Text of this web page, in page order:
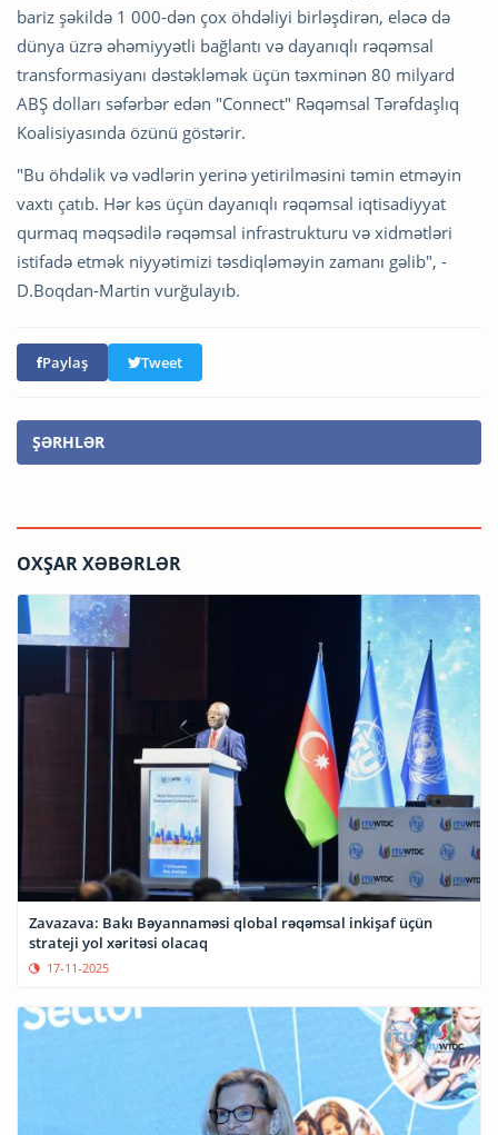
bariz şəkildə 1 000-dən çox öhdəliyi birləşdirən, eləcə də
dünya üzrə əhəmiyyətli bağlantı və dayanıqlı rəqəmsal
transformasiyanı dəstəkləmək üçün təxminən 80 milyard
ABŞ dolları səfərbər edən "Connect" Rəqəmsal Tərəfdaşlıq
Koalisiyasında özünü göstərir.
"Bu öhdəlik və vədlərin yerinə yetirilməsini təmin etməyin
vaxtı çatıb. Hər kəs üçün dayanıqlı rəqəmsal iqtisadiyyat
qurmaq məqsədilə rəqəmsal infrastrukturu və xidmətləri
istifadə etmək niyyətimizi təsdiqləməyin zamanı gəlib", -
D.Boqdan-Martin vurğulayıb.
Paylaş Tweet
ŞƏRHLƏR
OXŞAR XƏBƏRLƏR
Zavazava: Bakı Bəyannaməsi qlobal rəqəmsal inkişaf üçün
strateji yol xəritəsi olacaq
17-11-2025